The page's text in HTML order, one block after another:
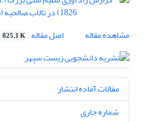
مشاهده مقاله اصل مقاله 825.1 K
مقالات آماده انتشار
شماره جاری